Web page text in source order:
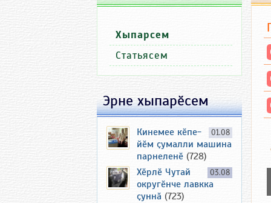
Хыпарсем
Статьясем
Эрне хыпарӗсем
01.08
Кинемее кӗпе-
йӗм ҫумалли машина
парнеленӗ (728)
03.08
Хӗрлӗ Чутай
округӗнче лавкка
ҫуннӑ (723)